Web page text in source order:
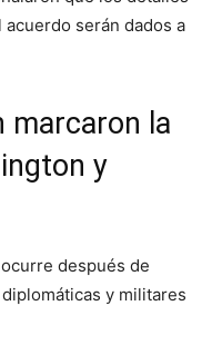
serán dados a
marcaron la
y
después de
y militares